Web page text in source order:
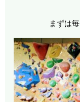
まずは